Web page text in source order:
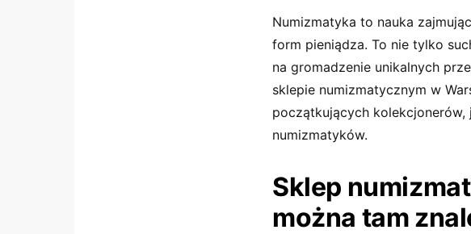
Numizmatyka to nauka
form pieniądza. To nie tylko
na gromadzenie unikalnych
sklepie numizmatycznym w
początkujących
numizmatyków.
Sklep
można tam